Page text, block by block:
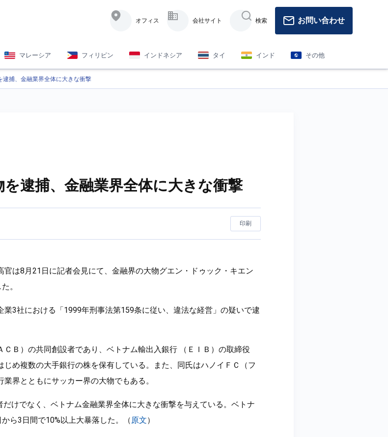
オフィス
会社サイト 検索 お問い合わせ
マレーシア フィリピン インドネシア タイ インド その他
逮捕、金融業界全体に大きな衝撃
逮捕、金融業界全体に大きな衝撃
印刷
は8月21日に記者会見にて、金融界の大物グエン・ドゥック・キエン
。
3社における「1999年刑事法第159条に従い、違法な経営」の疑いで逮
Ｂ）の共同創設者であり、ベトナム輸出入銀行 （ＥＩＢ）の取締役
め複数の大手銀行の株を保有している。また、同氏はハノイＦＣ（フ
界とともにサッカー界の大物でもある。
けでなく、ベトナム金融業界全体に大きな衝撃を与えている。ベトナ
ら3日間で10%以上大暴落した。（原文）